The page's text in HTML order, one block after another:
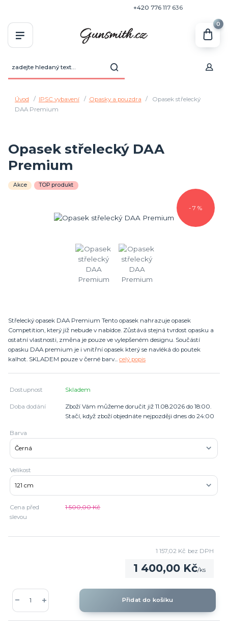
+420 776 117 636
0
Úvod IPSC vybavení Opasky a pouzdra
Opasek střelecký
DAA Premium
Opasek střelecký DAA
Premium
Akce TOP produkt
- 7 %
Střelecký opasek DAA Premium Tento opasek nahrazuje opasek
Competition, který již nebude v nabídce. Zůstává stejná tvrdost opasku a
ostatní vlastnosti, změna je pouze ve vylepšeném designu. Součástí
opasku DAA premium je i vnitřní opasek který se navléká do poutek
kalhot. SKLADEM pouze v černé barv... celý popis
Dostupnost Skladem
Doba dodání
Zboží Vám můžeme doručit již 11.08.2026 do 18:00.
Stačí, když zboží objednáte nejpozději dnes do 24:00
Barva
Velikost
Cena před
slevou
1 500,00 Kč
1 400,00 Kč/ks
1 157,02 Kč bez DPH
Přidat do košíku